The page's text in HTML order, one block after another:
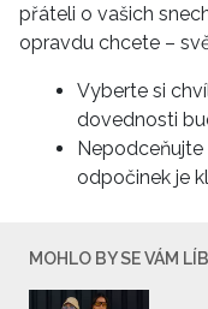
přáteli o vašich
opravdu chcete –
Vyberte si
dovednosti
odpočinek je
MOHLO BY SE VÁM